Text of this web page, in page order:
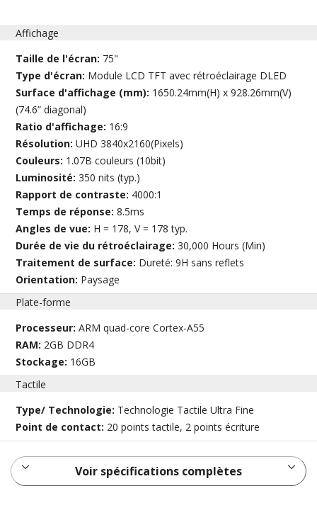
Affichage
Taille de l'écran: 75"
Type d'écran: Module LCD TFT avec rétroéclairage DLED
Surface d'affichage (mm): 1650.24mm(H) x 928.26mm(V)
(74.6” diagonal)
Ratio d'affichage: 16:9
Résolution:UHD 3840x2160(Pixels)
Couleurs: 1.07B couleurs (10bit)
Luminosité:350 nits (typ.)
Rapport de contraste: 4000:1
Temps de réponse:8.5ms
Angles de vue: H = 178, V = 178 typ.
Durée de vie du rétroéclairage:30,000 Hours (Min)
Traitement de surface: Dureté: 9H sans reflets
Orientation: Paysage
Plate-forme
Processeur:ARM quad-core Cortex-A55
RAM: 2GB DDR4
Stockage: 16GB
Tactile
Type/ Technologie: Technologie Tactile Ultra Fine
Point de contact: 20 points tactile, 2 points écriture
Voir spécifications complètes